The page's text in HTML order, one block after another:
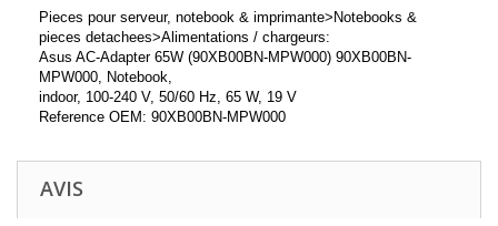
Pieces pour serveur, notebook & imprimante>Notebooks &
pieces detachees>Alimentations / chargeurs:
Asus AC-Adapter 65W (90XB00BN-MPW000) 90XB00BN-
MPW000, Notebook,
indoor, 100-240 V, 50/60 Hz, 65 W, 19 V
Reference OEM: 90XB00BN-MPW000
AVIS